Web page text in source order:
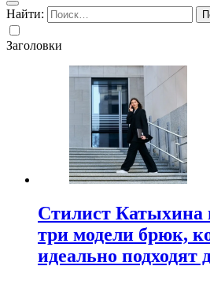
Найти:
Заголовки
Стилист Катыхина
три модели брюк,
идеально подходят